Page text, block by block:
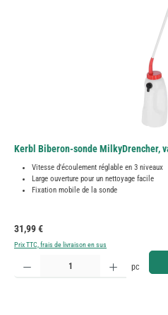
Kerbl Biberon-sonde MilkyDrencher,
Vitesse d'écoulement réglable en 3 niveaux
Large ouverture pour un nettoyage facile
Fixation mobile de la sonde
Prix régulier :
31,99 €
Prix TTC, frais de livraison en sus
Quantité de produit : Entrez la quantité
pc